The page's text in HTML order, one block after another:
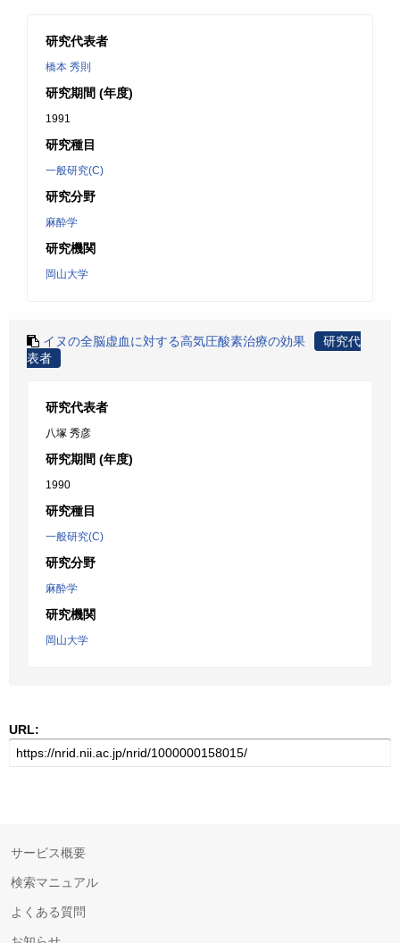
研究代表者
橋本 秀則
研究期間 (年度)
1991
研究種目
一般研究(C)
研究分野
麻酔学
研究機関
岡山大学
イヌの全脳虚血に対する高気圧酸素治療の効果
研究代
表者
研究代表者
八塚 秀彦
研究期間 (年度)
1990
研究種目
一般研究(C)
研究分野
麻酔学
研究機関
岡山大学
URL:
サービス概要
検索マニュアル
よくある質問